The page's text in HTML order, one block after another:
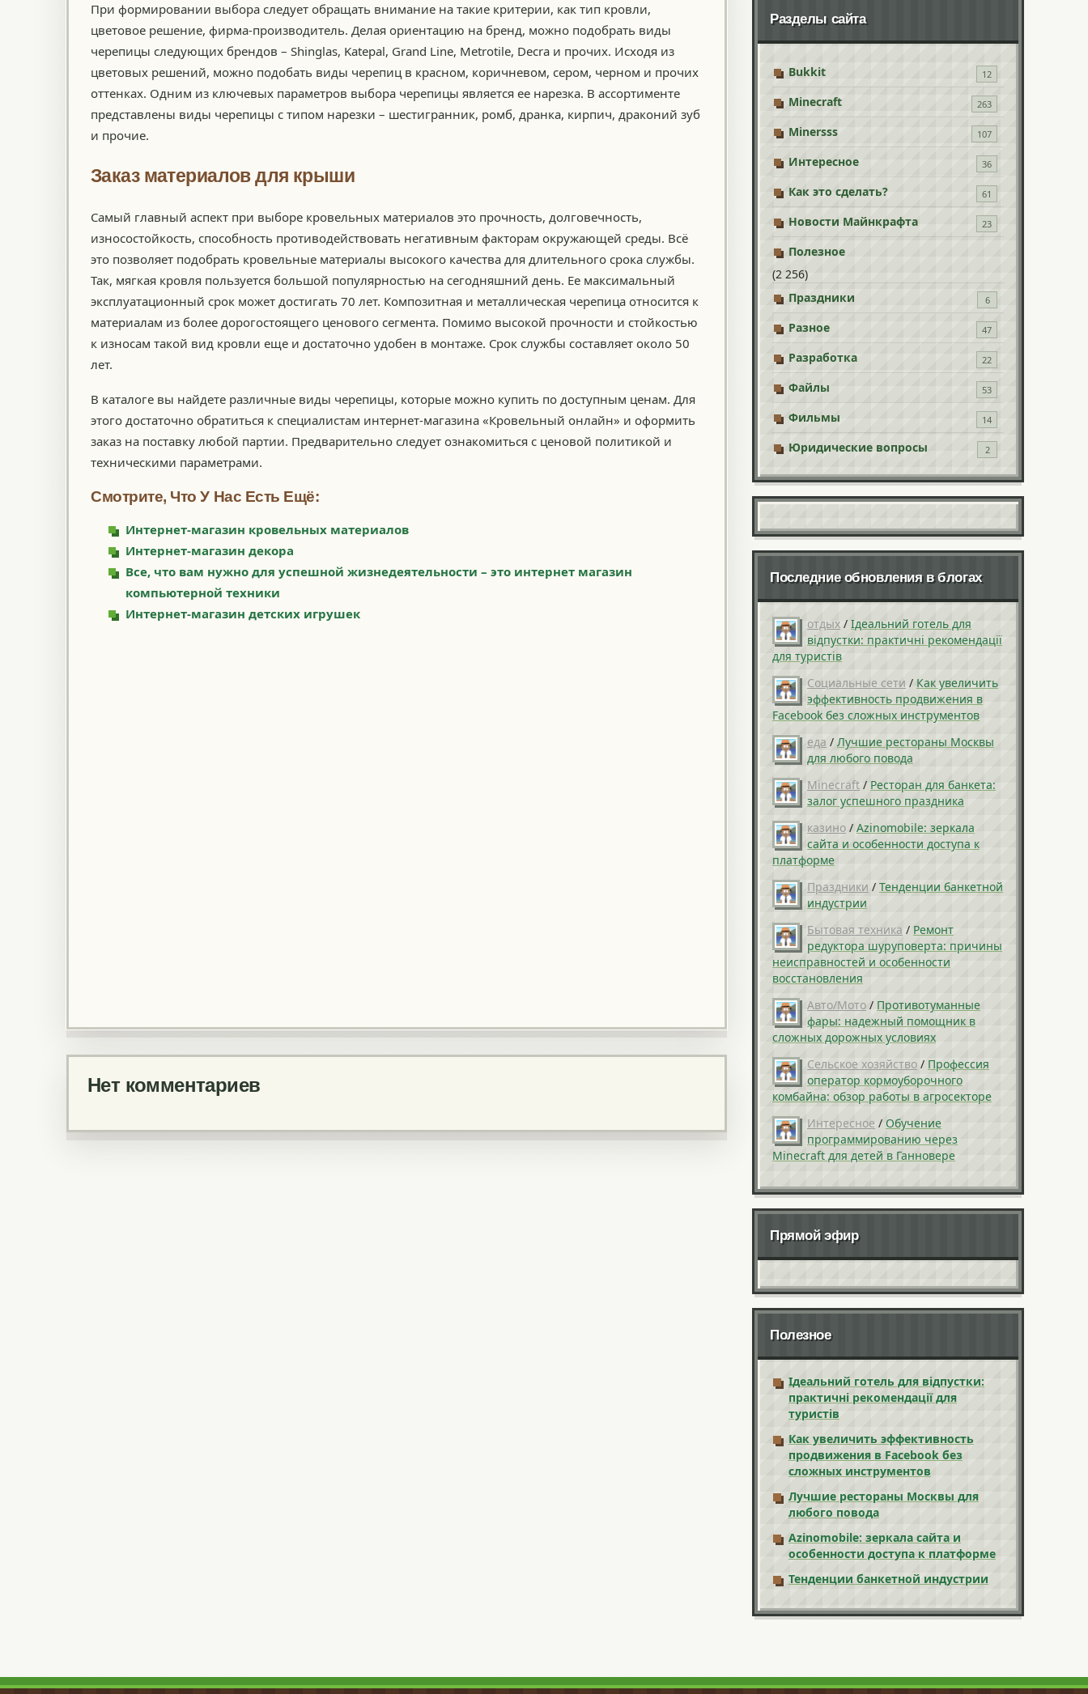
При формировании выбора следует обращать внимание на такие критерии, как тип кровли,
цветовое решение, фирма-производитель. Делая ориентацию на бренд, можно подобрать виды
черепицы следующих брендов – Shinglas, Katepal, Grand Line, Metrotile, Decra и прочих. Исходя из
цветовых решений, можно подобать виды черепиц в красном, коричневом, сером, черном и прочих
оттенках. Одним из ключевых параметров выбора черепицы является ее нарезка. В ассортименте
представлены виды черепицы с типом нарезки – шестигранник, ромб, дранка, кирпич, драконий зуб
и прочие.
Заказ материалов для крыши
Самый главный аспект при выборе кровельных материалов это прочность, долговечность,
износостойкость, способность противодействовать негативным факторам окружающей среды. Всё
это позволяет подобрать кровельные материалы высокого качества для длительного срока службы.
Так, мягкая кровля пользуется большой популярностью на сегодняшний день. Ее максимальный
эксплуатационный срок может достигать 70 лет. Композитная и металлическая черепица относится к
материалам из более дорогостоящего ценового сегмента. Помимо высокой прочности и стойкостью
к износам такой вид кровли еще и достаточно удобен в монтаже. Срок службы составляет около 50
лет.
В каталоге вы найдете различные виды черепицы, которые можно купить по доступным ценам. Для
этого достаточно обратиться к специалистам интернет-магазина «Кровельный онлайн» и оформить
заказ на поставку любой партии. Предварительно следует ознакомиться с ценовой политикой и
техническими параметрами.
Смотрите, Что У Нас Есть Ещё:
Интернет-магазин кровельных материалов
Интернет-магазин декора
Все, что вам нужно для успешной жизнедеятельности – это интернет магазин
компьютерной техники
Интернет-магазин детских игрушек
Нет комментариев
Разделы сайта
Bukkit 12
Minecraft 263
Minersss 107
Интересное 36
Как это сделать? 61
Новости Майнкрафта 23
Полезное
(2 256)
Праздники
6
Разное 47
Разработка 22
Файлы 53
Фильмы 14
Юридические вопросы 2
Последние обновления в блогах
отдых / Ідеальний готель для
відпустки: практичні рекомендації
для туристів
Социальные сети / Как увеличить
эффективность продвижения в
Facebook без сложных инструментов
еда / Лучшие рестораны Москвы
для любого повода
Minecraft / Ресторан для банкета:
залог успешного праздника
казино / Azinomobile: зеркала
сайта и особенности доступа к
платформе
Праздники / Тенденции банкетной
индустрии
Бытовая техника / Ремонт
редуктора шуруповерта: причины
неисправностей и особенности
восстановления
Авто/Мото / Противотуманные
фары: надежный помощник в
сложных дорожных условиях
Сельское хозяйство / Профессия
оператор кормоуборочного
комбайна: обзор работы в агросекторе
Интересное / Обучение
программированию через
Minecraft для детей в Ганновере
Прямой эфир
Полезное
Ідеальний готель для відпустки:
практичні рекомендації для
туристів
Как увеличить эффективность
продвижения в Facebook без
сложных инструментов
Лучшие рестораны Москвы для
любого повода
Azinomobile: зеркала сайта и
особенности доступа к платформе
Тенденции банкетной индустрии